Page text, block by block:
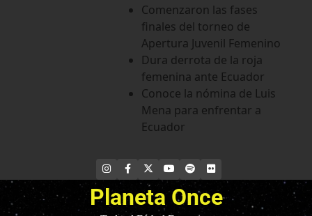
Comenzaron las fases
finales del torneo de
Apertura Juvenil Femenino
Dura derrota de la roja
femenina ante Ecuador
Conoce la nómina de Luis
Mena para enfrentar a
Ecuador
INSTAGRAM
FACEBOOK YOUTUBE
SPOTIFYFLICKR
Planeta Once